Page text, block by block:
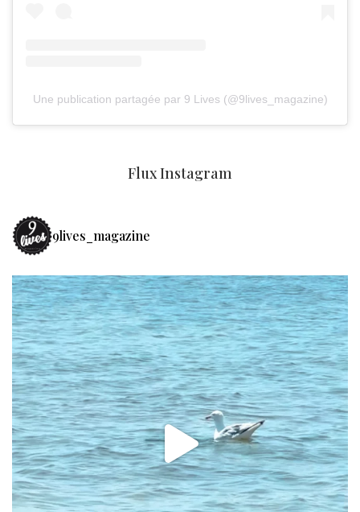
Une publication partagée par 9 Lives (@9lives_magazine)
Flux Instagram
9lives_magazine